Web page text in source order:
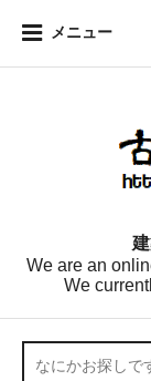
メニュー
We are an
We